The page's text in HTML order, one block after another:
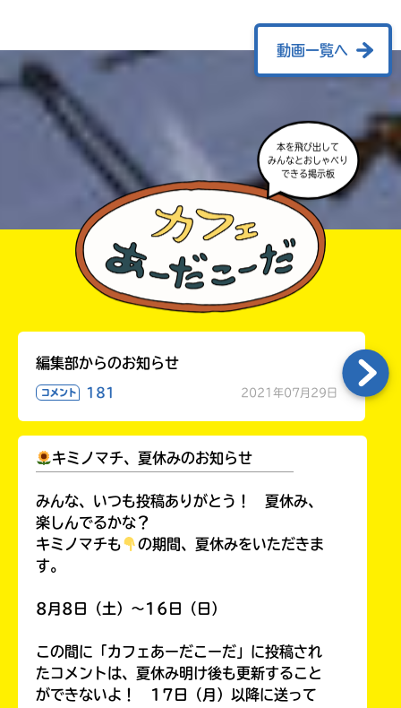
動画一覧へ
本を飛び出して
みんなとおしゃべり
できる掲示板
編集部からのお知らせ
コメント 181 2021年07月29日
キミノマチ、夏休みのお知らせ
みんな、いつも投稿ありがとう！ 夏休み、
楽しんでるかな？
キミノマチも
の期間、夏休みをいただきま
す。
8月8日（土）～16日（日）
この間に「カフェあーだこーだ」に投稿され
たコメントは、夏休み明け後も更新すること
ができないよ！ 17日（月）以降に送って